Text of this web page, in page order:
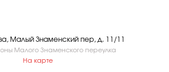
Малый Знаменский пер, д. 11/11
Малого Знаменского переулка
На карте